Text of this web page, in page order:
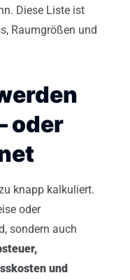
Diese Liste ist
Raumgrößen und
oder
knapp kalkuliert.
oder
sondern auch
und